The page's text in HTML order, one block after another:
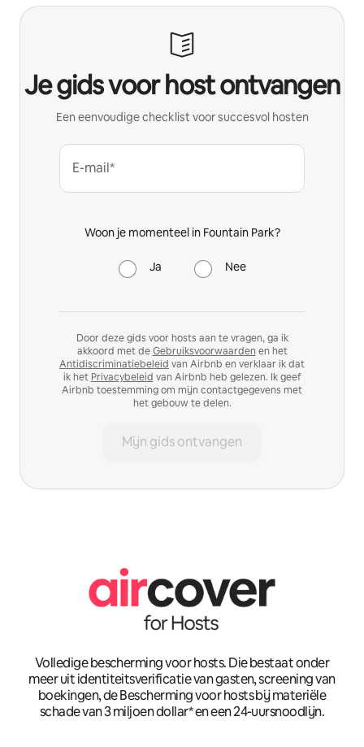
Je gids voor host ontvangen
Een eenvoudige checklist voor succesvol hosten
E-mail*
Woon je momenteel in Fountain Park?
Ja Nee
Door deze gids voor hosts aan te vragen, ga ik
akkoord met deGebruiksvoorwaarden en het
Antidiscriminatiebeleid van Airbnb en verklaar ik dat
ik het Privacybeleid van Airbnb heb gelezen. Ik geef
Airbnb toestemming om mijn contactgegevens met
het gebouw te delen.
Mijn gids ontvangen
Volledige bescherming voor hosts. Die bestaat onder
meer uit identiteitsverificatie van gasten, screening van
boekingen, de Bescherming voor hosts bij materiële
schade van 3 miljoen dollar* en een 24-uursnoodlijn.